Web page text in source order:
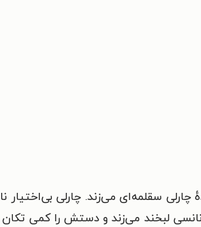
سقلمه‌ای می‌زند. چارلی بی‌اختیار
نانسی لبخند می‌زند و دستش را کمی